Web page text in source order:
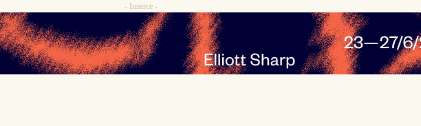
- Inzerce -